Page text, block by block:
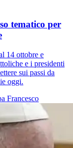
tematico per
14 ottobre e
e i presidenti
sui passi da
oggi.
Francesco